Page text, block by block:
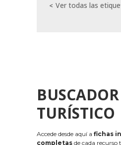
Ver todas las
BUSCADOR
TURÍSTICO
Accede desde aquí a fichas
completas de cada